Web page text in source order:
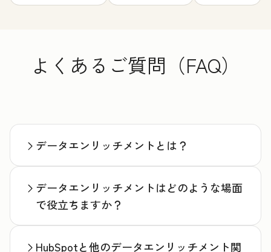
よくあるご質問（FAQ）
データエンリッチメントとは？
データエンリッチメントはどのような場面
で役立ちますか？
HubSpotと他のデータエンリッチメント関